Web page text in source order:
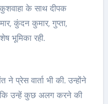
के साथ दीपक
कुंदन कुमार, गुप्ता,
भूमिका रही.
प्रेस वार्ता भी की. उन्होंने
कि उन्हें कुछ अलग करने की